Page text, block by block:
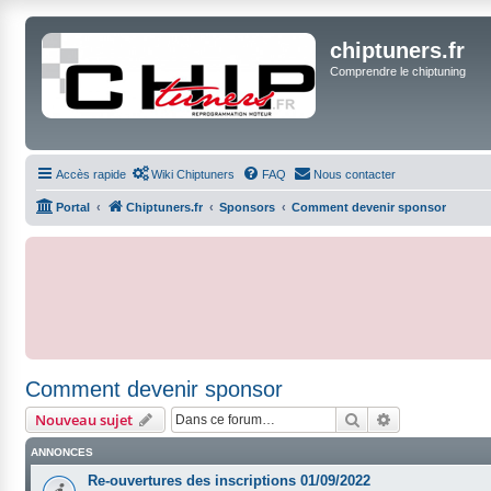
chiptuners.fr
Comprendre le chiptuning
Accès rapide Wiki Chiptuners FAQ Nous contacter
Portal Chiptuners.fr Sponsors Comment devenir sponsor
Comment devenir sponsor
Nouveau sujet Rechercher
ANNONCES
Re-ouvertures des inscriptions 01/09/2022